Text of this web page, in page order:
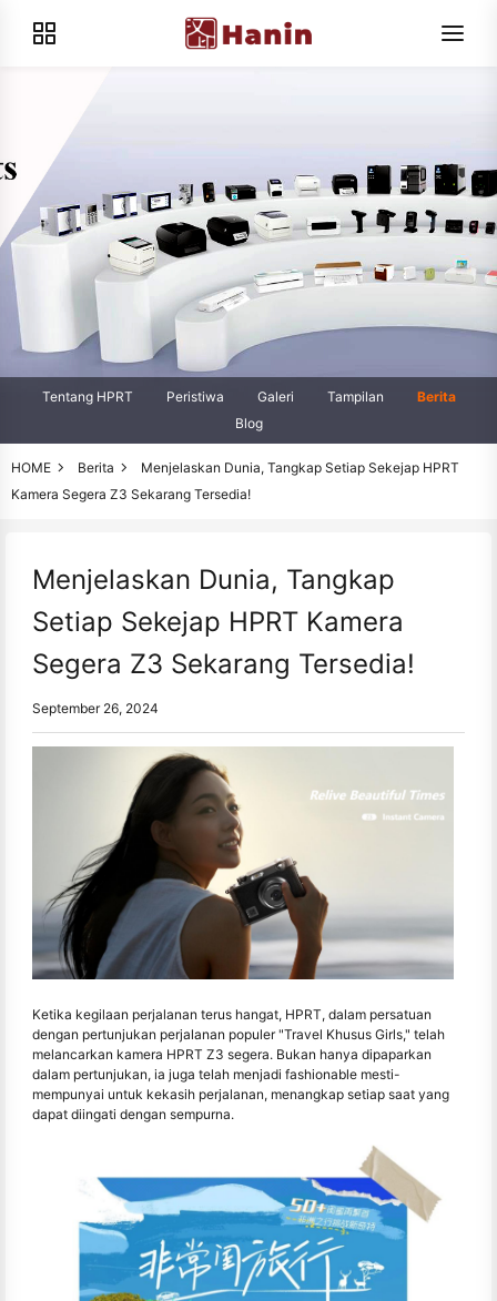
Tentang HPRT Peristiwa Galeri Tampilan
Berita
Blog
HOME Berita
Menjelaskan Dunia, Tangkap Setiap Sekejap HPRT
Kamera Segera Z3 Sekarang Tersedia!
Menjelaskan Dunia, Tangkap
Setiap Sekejap HPRT Kamera
Segera Z3 Sekarang Tersedia!
September 26, 2024
Ketika kegilaan perjalanan terus hangat, HPRT, dalam persatuan
dengan pertunjukan perjalanan populer "Travel Khusus Girls," telah
melancarkan kamera HPRT Z3 segera. Bukan hanya dipaparkan
dalam pertunjukan, ia juga telah menjadi fashionable mesti-
mempunyai untuk kekasih perjalanan, menangkap setiap saat yang
dapat diingati dengan sempurna.